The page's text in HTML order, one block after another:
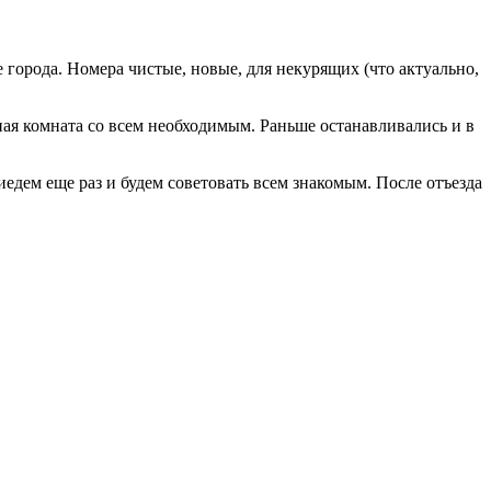
Номера чистые, новые, для некурящих (что актуально,
комната со всем необходимым. Раньше останавливались и в
еще раз и будем советовать всем знакомым. После отъезда